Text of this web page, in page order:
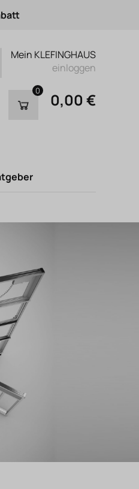
Mein KLEFINGHAUS
einloggen
0 0,00 €